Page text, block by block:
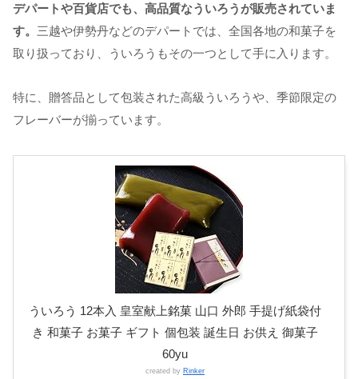
デパートや百貨店でも、高品質なういろうが販売されていま
す。 三越や伊勢丹などのデパートでは、全国各地の和菓子を
取り扱っており、ういろうもその一つとして手に入ります。
特に、贈答品として包装された高級ういろうや、季節限定の
フレーバーが揃っています。
ういろう 12本入 皇室献上銘菓 山口 外郎 手提げ紙袋付
き 和菓子 お菓子 ギフト 個包装 誕生日 お供え 御菓子
60yu
created by Rinker